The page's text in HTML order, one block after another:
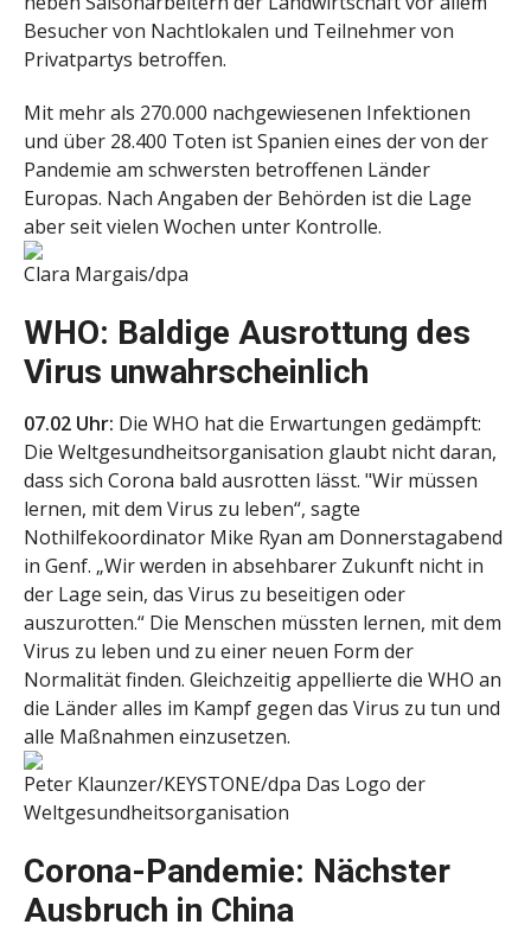
Besucher von Nachtlokalen und Teilnehmer von
Privatpartys betroffen.
Mit mehr als 270.000 nachgewiesenen Infektionen
und über 28.400 Toten ist Spanien eines der von der
Pandemie am schwersten betroffenen Länder
Europas. Nach Angaben der Behörden ist die Lage
aber seit vielen Wochen unter Kontrolle.
Clara Margais/dpa
WHO: Baldige Ausrottung des
Virus unwahrscheinlich
07.02 Uhr: Die WHO hat die Erwartungen gedämpft:
Die Weltgesundheitsorganisation glaubt nicht daran,
dass sich Corona bald ausrotten lässt. "Wir müssen
lernen, mit dem Virus zu leben“, sagte
Nothilfekoordinator Mike Ryan am Donnerstagabend
in Genf. „Wir werden in absehbarer Zukunft nicht in
der Lage sein, das Virus zu beseitigen oder
auszurotten.“ Die Menschen müssten lernen, mit dem
Virus zu leben und zu einer neuen Form der
Normalität finden. Gleichzeitig appellierte die WHO an
die Länder alles im Kampf gegen das Virus zu tun und
alle Maßnahmen einzusetzen.
Peter Klaunzer/KEYSTONE/dpa Das Logo der
Weltgesundheitsorganisation
Corona-Pandemie: Nächster
Ausbruch in China